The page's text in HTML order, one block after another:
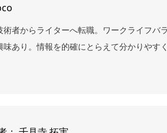
術者からライターへ転職。ワークライフバ
味あり。情報を的確にとらえて分かりやす